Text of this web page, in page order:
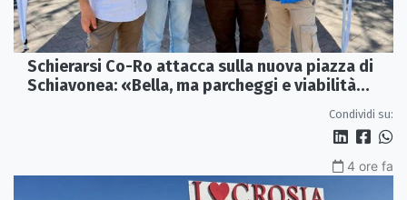
Schierarsi Co-Ro attacca sulla nuova piazza di
Schiavonea: «Bella, ma parcheggi e viabilità
Condividi su:
4 ore fa